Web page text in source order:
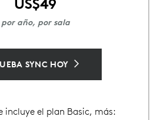
US$49
por año, por sala
SYNC HOY
incluye el plan Basic, más: